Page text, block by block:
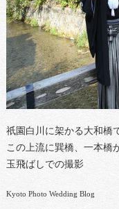
祇園白川に架かる大和橋
この上流に巽橋、一本橋
玉飛ばしでの撮影
Kyoto Photo Wedding Blog